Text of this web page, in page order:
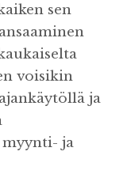
sen
voisikin
ja
myynti- ja